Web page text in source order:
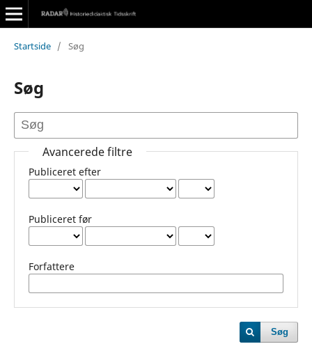
Startside / Søg
Søg
Avancerede filtre
Publiceret efter
Publiceret før
Forfattere
Søg